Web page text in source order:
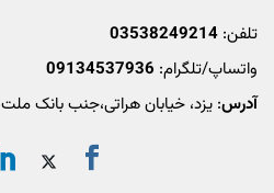
تلفن: 03538249214
واتساپ/تلگرام: 09134537936
آدرس: یزد، خیابان هراتی،جنب بانک ملت